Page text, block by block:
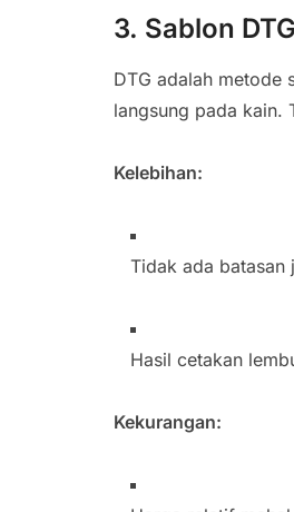
3. Sablon
DTG adalah metode
langsung pada kain.
Kelebihan:
Tidak ada batasan
Hasil cetakan
Kekurangan: